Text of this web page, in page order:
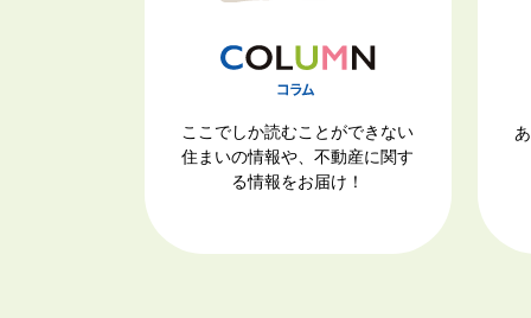
ここでしか読むことができない
住まいの情報や、不動産に関す
る情報をお届け！